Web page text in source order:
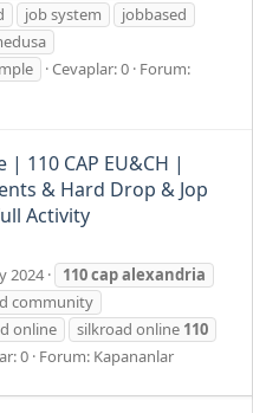
job system
jobbased
Cevaplar: 0 Forum:
| 110 CAP EU&CH |
& Hard Drop & Jop
Activity
2024 110capalexandria
community
online silkroad online 110
0 Forum: Kapananlar